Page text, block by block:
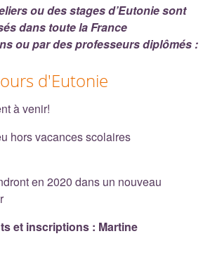
ou des stages d’Eutonie sont
dans toute la France
ou par des professeurs diplômés :
d'Eutonie
à venir!
hors vacances scolaires
en 2020 dans un nouveau
et inscriptions : Martine